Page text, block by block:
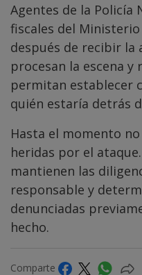
Agentes de la Policía
fiscales del
después de recibir la
procesan la escena
permitan establecer
quién estaría detrás
Hasta el momento
heridas por el
mantienen las
responsable y
denunciadas
hecho.
Comparte